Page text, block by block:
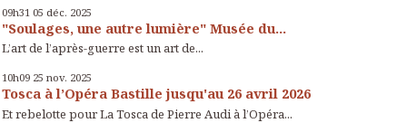
09h31 05 déc. 2025
"Soulages, une autre lumière" Musée du...
L’art de l’après-guerre est un art de...
10h09 25 nov. 2025
Tosca à l’Opéra Bastille jusqu'au 26 avril 2026
Et rebelotte pour La Tosca de Pierre Audi à l’Opéra...